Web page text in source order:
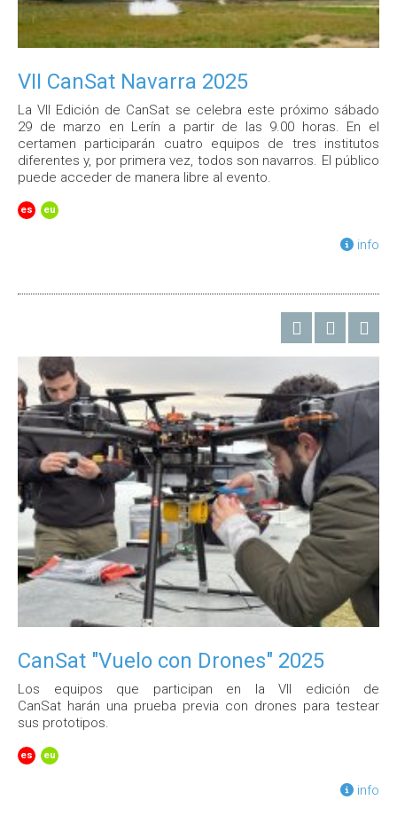
VII CanSat Navarra 2025
La VII Edición de CanSat se celebra este próximo sábado
29 de marzo en Lerín a partir de las 9.00 horas. En el
certamen participarán cuatro equipos de tres institutos
diferentes y, por primera vez, todos son navarros. El público
puede acceder de manera libre al evento.
es eu
info
CanSat "Vuelo con Drones" 2025
Los equipos que participan en la VII edición de
CanSat harán una prueba previa con drones para testear
sus prototipos.
es eu
info